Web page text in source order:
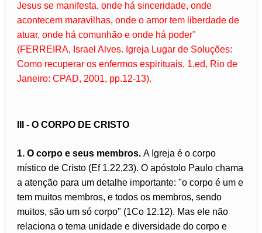
Jesus se manifesta, onde há sinceridade, onde
acontecem maravilhas, onde o amor tem liberdade de
atuar, onde há comunhão e onde há poder"
(FERREIRA, Israel Alves. Igreja Lugar de Soluções:
Como recuperar os enfermos espirituais, 1.ed, Rio de
Janeiro: CPAD, 2001, pp.12-13).
III - O CORPO DE CRISTO
1. O corpo e seus membros. A Igreja é o corpo
místico de Cristo (Ef 1.22,23). O apóstolo Paulo chama
a atenção para um detalhe importante: "o corpo é um e
tem muitos membros, e todos os membros, sendo
muitos, são um só corpo" (1Co 12.12). Mas ele não
relaciona o tema unidade e diversidade do corpo e